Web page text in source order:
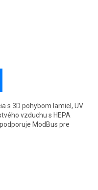
s 3D pohybom lamiel, UV
vzduchu s HEPA
ModBus pre